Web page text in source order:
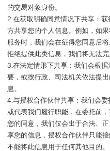
的交易对象身份。
2.在获取明确同意情况下共享：
方共享您的个人信息。例如，如
服务时，我们会在征得您同意后
拒绝提供此类信息，我们将无法完
3.在法定情形下共享：我们会根
要，或按行政、司法机关依法提
息。
4.与授权合作伙伴共享：我们会
或代表我们履行职能，在委托前
您的同意，我们仅会出于合法、
享您的信息，授权合作伙伴只能
不能将此信息用于任何其他目的。